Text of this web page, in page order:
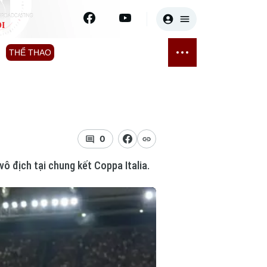
THỂ THAO
Điện ảnh
Thời trang
Âm nhạc
0
địch tại chung kết Coppa Italia.